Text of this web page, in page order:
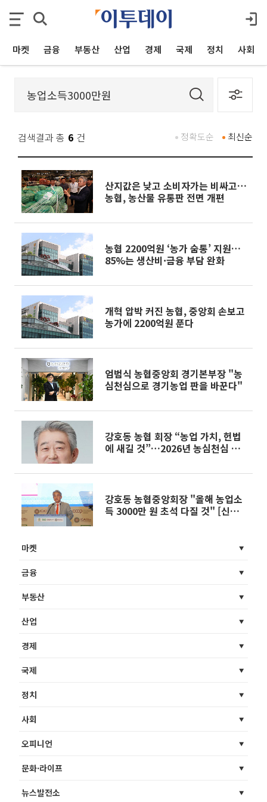
마켓 금융 부동산 산업 경제 국제 정치 사회
검색결과 총 6 건 최신순
정확도순
산지값은 낮고 소비자가는 비싸고…
농협, 농산물 유통판 전면 개편
농협 2200억원 ‘농가 숨통’ 지원…
85%는 생산비·금융 부담 완화
개혁 압박 커진 농협, 중앙회 손보고
농가에 2200억원 푼다
엄범식 농협중앙회 경기본부장 "농
심천심으로 경기농업 판을 바꾼다"
강호동 농협 회장 “농업 가치, 헌법
에 새길 것”…2026년 농심천심 본
강호동 농협중앙회장 "올해 농업소
득 3000만 원 초석 다질 것" [신년
마켓
금융
부동산
산업
경제
국제
정치
사회
오피니언
문화·라이프
뉴스발전소